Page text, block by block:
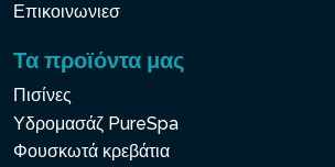
Επικοινωνιεσ
Τα προϊόντα μας
Πισίνες
Υδρομασάζ PureSpa
Φουσκωτά κρεβάτια